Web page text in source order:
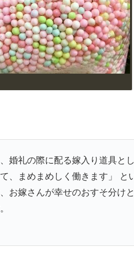
婚礼の際に配る嫁入り道具と
、まめまめしく働きます」 と
お嫁さんが幸せのおすそ分け